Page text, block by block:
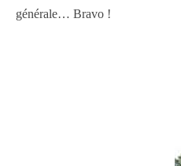
générale… Bravo !